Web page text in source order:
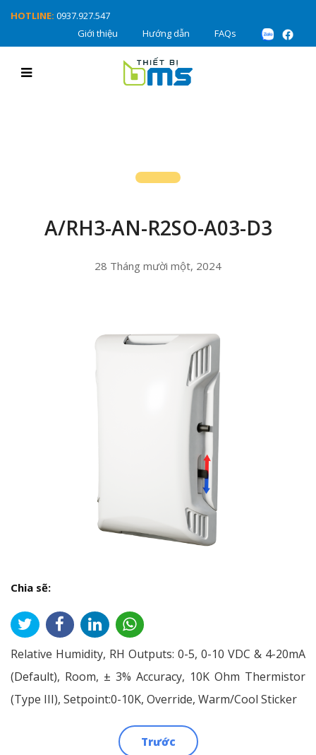
HOTLINE: 0937.927.547
Giới thiệu
Hướng dẫn FAQs
A/RH3-AN-R2SO-A03-D3
28 Tháng mười một, 2024
Chia sẽ:
Relative Humidity, RH Outputs: 0-5, 0-10 VDC & 4-20mA
(Default), Room, ± 3% Accuracy, 10K Ohm Thermistor
(Type III), Setpoint:0-10K, Override, Warm/Cool Sticker
Trước